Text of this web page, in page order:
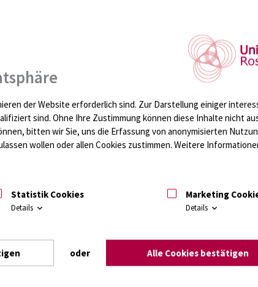
zu einer Verwechslung des
Schein zur Korrektur der Daten zur
möglich.
Sie können uns dabei helfen.
gern zur Verfügung. Damit wir Ihnen bei
sowie E-Mail-Adresse oder Telefonnummer
Formular zur Verfügung:
der Website erforderlich sind. Zur Darstellung einiger
sind. Ohne Ihre Zustimmung können diese Inhalte nicht
bitten wir Sie, uns die Erfassung von anonymisierten
wollen oder allen Cookies zustimmen. Weitere
Statistik Cookies
Details
Marketing
Details
oder Alle Cookies bestätigen